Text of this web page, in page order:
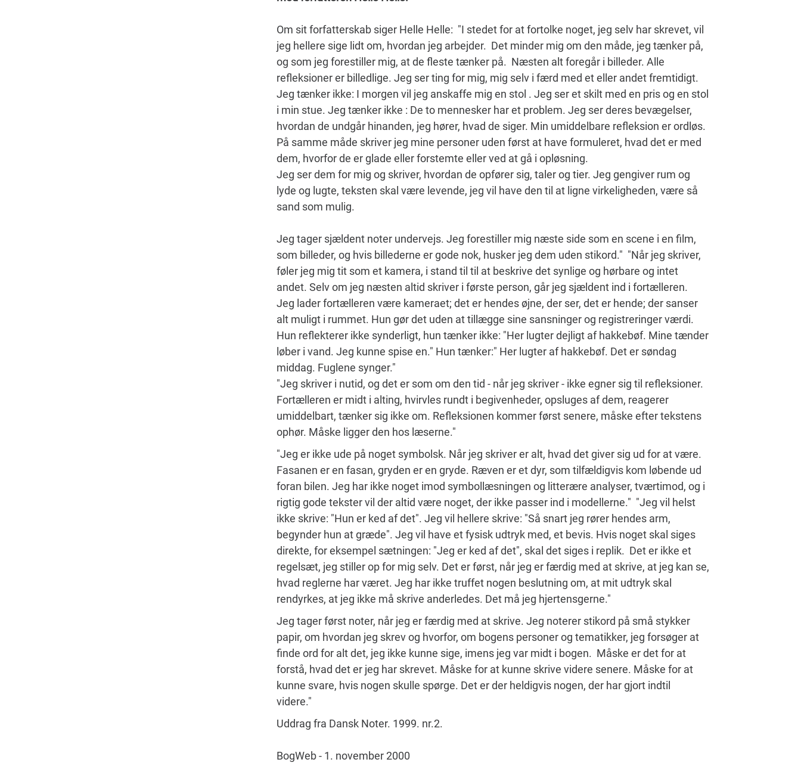
Om sit forfatterskab siger Helle Helle: "I stedet for at fortolke noget, jeg selv har skrevet, vil
jeg hellere sige lidt om, hvordan jeg arbejder. Det minder mig om den måde, jeg tænker på,
og som jeg forestiller mig, at de fleste tænker på. Næsten alt foregår i billeder. Alle
refleksioner er billedlige. Jeg ser ting for mig, mig selv i færd med et eller andet fremtidigt.
Jeg tænker ikke: I morgen vil jeg anskaffe mig en stol . Jeg ser et skilt med en pris og en stol
i min stue. Jeg tænker ikke : De to mennesker har et problem. Jeg ser deres bevægelser,
hvordan de undgår hinanden, jeg hører, hvad de siger. Min umiddelbare refleksion er ordløs.
På samme måde skriver jeg mine personer uden først at have formuleret, hvad det er med
dem, hvorfor de er glade eller forstemte eller ved at gå i opløsning.
Jeg ser dem for mig og skriver, hvordan de opfører sig, taler og tier. Jeg gengiver rum og
lyde og lugte, teksten skal være levende, jeg vil have den til at ligne virkeligheden, være så
sand som mulig.
Jeg tager sjældent noter undervejs. Jeg forestiller mig næste side som en scene i en film,
som billeder, og hvis billederne er gode nok, husker jeg dem uden stikord." "Når jeg skriver,
føler jeg mig tit som et kamera, i stand til til at beskrive det synlige og hørbare og intet
andet. Selv om jeg næsten altid skriver i første person, går jeg sjældent ind i fortælleren.
Jeg lader fortælleren være kameraet; det er hendes øjne, der ser, det er hende; der sanser
alt muligt i rummet. Hun gør det uden at tillægge sine sansninger og registreringer værdi.
Hun reflekterer ikke synderligt, hun tænker ikke: "Her lugter dejligt af hakkebøf. Mine tænder
løber i vand. Jeg kunne spise en." Hun tænker:" Her lugter af hakkebøf. Det er søndag
middag. Fuglene synger."
"Jeg skriver i nutid, og det er som om den tid - når jeg skriver - ikke egner sig til refleksioner.
Fortælleren er midt i alting, hvirvles rundt i begivenheder, opsluges af dem, reagerer
umiddelbart, tænker sig ikke om. Refleksionen kommer først senere, måske efter tekstens
ophør. Måske ligger den hos læserne."
"Jeg er ikke ude på noget symbolsk. Når jeg skriver er alt, hvad det giver sig ud for at være.
Fasanen er en fasan, gryden er en gryde. Ræven er et dyr, som tilfældigvis kom løbende ud
foran bilen. Jeg har ikke noget imod symbollæsningen og litterære analyser, tværtimod, og i
rigtig gode tekster vil der altid være noget, der ikke passer ind i modellerne." "Jeg vil helst
ikke skrive: "Hun er ked af det". Jeg vil hellere skrive: "Så snart jeg rører hendes arm,
begynder hun at græde". Jeg vil have et fysisk udtryk med, et bevis. Hvis noget skal siges
direkte, for eksempel sætningen: "Jeg er ked af det", skal det siges i replik. Det er ikke et
regelsæt, jeg stiller op for mig selv. Det er først, når jeg er færdig med at skrive, at jeg kan se,
hvad reglerne har været. Jeg har ikke truffet nogen beslutning om, at mit udtryk skal
rendyrkes, at jeg ikke må skrive anderledes. Det må jeg hjertensgerne."
Jeg tager først noter, når jeg er færdig med at skrive. Jeg noterer stikord på små stykker
papir, om hvordan jeg skrev og hvorfor, om bogens personer og tematikker, jeg forsøger at
finde ord for alt det, jeg ikke kunne sige, imens jeg var midt i bogen. Måske er det for at
forstå, hvad det er jeg har skrevet. Måske for at kunne skrive videre senere. Måske for at
kunne svare, hvis nogen skulle spørge. Det er der heldigvis nogen, der har gjort indtil
videre."
Uddrag fra Dansk Noter. 1999. nr.2.
BogWeb - 1. november 2000